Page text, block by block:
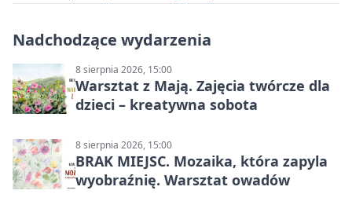
Nadchodzące wydarzenia
8 sierpnia 2026, 15:00
Warsztat z Mają. Zajęcia twórcze dla
dzieci – kreatywna sobota
8 sierpnia 2026, 15:00
BRAK MIEJSC. Mozaika, która zapyla
wyobraźnię. Warsztat owadów